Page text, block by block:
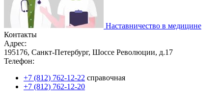
Наставничество в медицине
Контакты
Адрес:
195176, Санкт-Петербург, Шоссе Революции, д.17
Телефон:
+7 (812) 762-12-22 справочная
+7 (812) 762-12-20